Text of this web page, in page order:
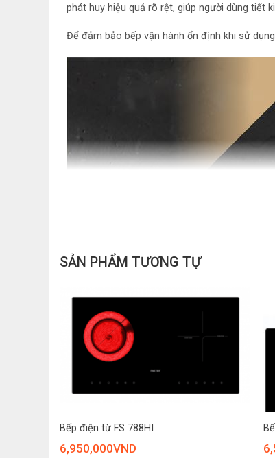
phát huy hiệu quả rõ rệt, giúp người dùng tiết
Để đảm bảo bếp vận hành ổn định khi sử
SẢN PHẨM TƯƠNG TỰ
Bếp điện từ FS 788HI
6,950,000VND